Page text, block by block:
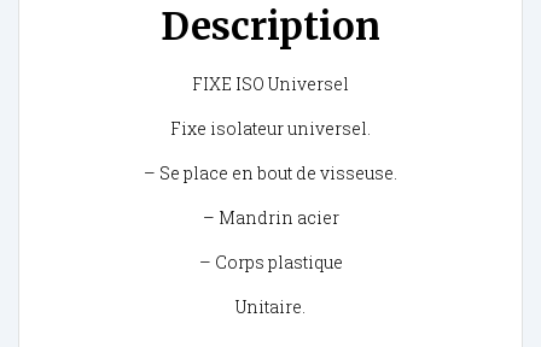
Description
FIXE ISO Universel
Fixe isolateur universel.
– Se place en bout de visseuse.
– Mandrin acier
– Corps plastique
Unitaire.